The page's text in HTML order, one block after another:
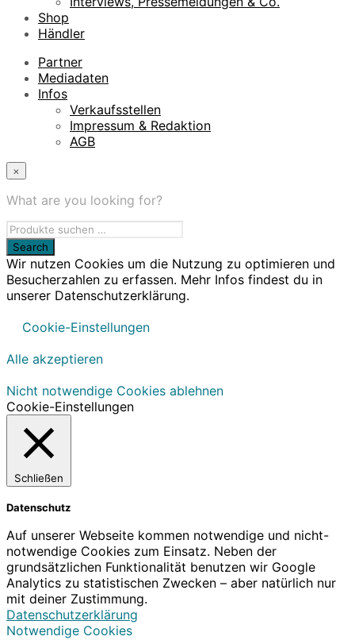
Shop
Händler
Partner
Mediadaten
Infos
Verkaufsstellen
Impressum & Redaktion
AGB
×
What are you looking for?
Wir nutzen Cookies um die Nutzung zu optimieren und
Besucherzahlen zu erfassen. Mehr Infos findest du in
unserer Datenschutzerklärung.
Cookie-Einstellungen
Alle akzeptieren
Nicht notwendige Cookies ablehnen
Cookie-Einstellungen
Schließen
Datenschutz
Auf unserer Webseite kommen notwendige und nicht-
notwendige Cookies zum Einsatz. Neben der
grundsätzlichen Funktionalität benutzen wir Google
Analytics zu statistischen Zwecken – aber natürlich nur
mit deiner Zustimmung.
Datenschutzerklärung
Notwendige Cookies